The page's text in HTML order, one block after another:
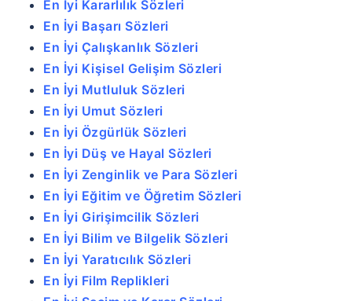
En İyi Kararlılık Sözleri
En İyi Başarı Sözleri
En İyi Çalışkanlık Sözleri
En İyi Kişisel Gelişim Sözleri
En İyi Mutluluk Sözleri
En İyi Umut Sözleri
En İyi Özgürlük Sözleri
En İyi Düş ve Hayal Sözleri
En İyi Zenginlik ve Para Sözleri
En İyi Eğitim ve Öğretim Sözleri
En İyi Girişimcilik Sözleri
En İyi Bilim ve Bilgelik Sözleri
En İyi Yaratıcılık Sözleri
En İyi Film Replikleri